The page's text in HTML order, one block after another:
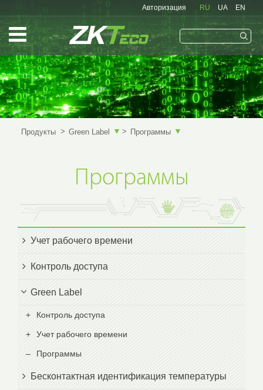
Авторизация
Запомнить меня
RU UA EN
Продукты Green Label ▼ Программы ▼
Программы
Учет рабочего времени
Контроль доступа
Green Label
Контроль доступа
Учет рабочего времени
Программы
Бесконтактная идентификация температуры